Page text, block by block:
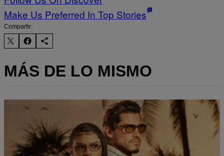
Make Us Preferred In Top Stories
Compartir:
MÁS DE LO MISMO